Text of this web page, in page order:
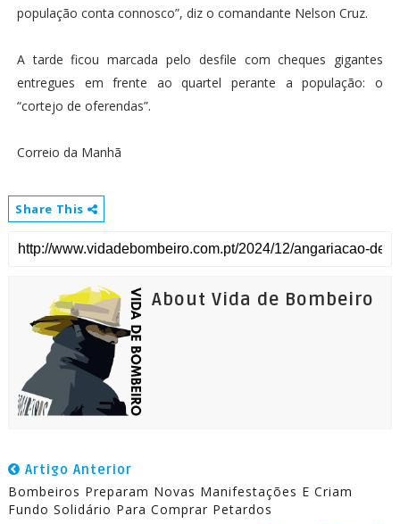
população conta connosco”, diz o comandante Nelson Cruz.
A tarde ficou marcada pelo desfile com cheques gigantes
entregues em frente ao quartel perante a população: o
“cortejo de oferendas”.
Correio da Manhã
Share This
About Vida de Bombeiro
Artigo Anterior
Bombeiros Preparam Novas Manifestações E Criam
Fundo Solidário Para Comprar Petardos